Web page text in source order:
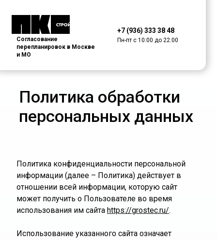
Политика обработки
персональных данных
Политика конфиденциальности персональной
информации (далее – Политика) действует в
отношении всей информации, которую сайт
может получить о Пользователе во время
использования им сайта https://grostec.ru/.
Использование указанного сайта означает
+7 (936) 333 38 48
Пн-пт с 10:00 до 22:00
Согласование
перепланировок в Москве
и МО